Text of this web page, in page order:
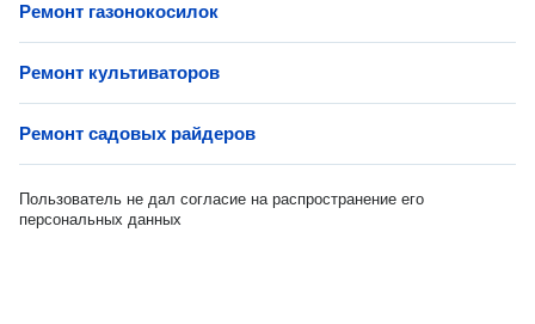
Ремонт газонокосилок
Ремонт культиваторов
Ремонт садовых райдеров
Пользователь не дал согласие на распространение его
персональных данных